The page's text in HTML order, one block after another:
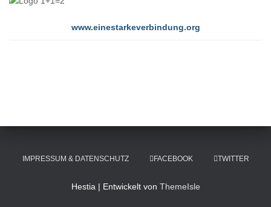
www.einestarkeverbindung.org
IMPRESSUM & DATENSCHUTZ FACEBOOK TWITTER
Hestia | Entwickelt von ThemeIsle